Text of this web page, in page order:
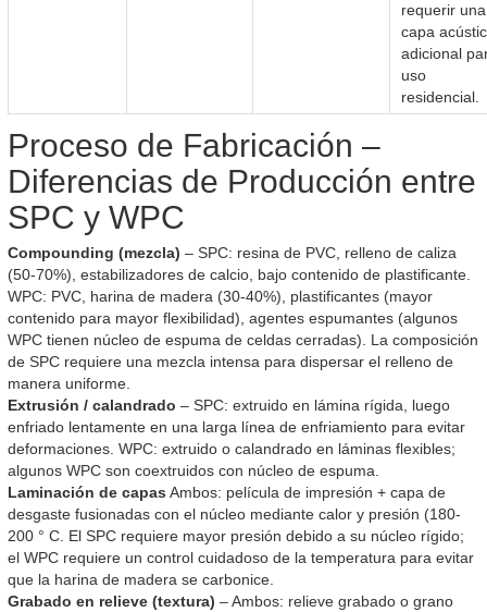
requerir una
capa
adicional
uso
residencial.
Proceso de Fabricación –
Diferencias de Producción entre
SPC y WPC
Compounding (mezcla) – SPC: resina de PVC, relleno de caliza
(50-70%), estabilizadores de calcio, bajo contenido de plastificante.
WPC: PVC, harina de madera (30-40%), plastificantes (mayor
contenido para mayor flexibilidad), agentes espumantes (algunos
WPC tienen núcleo de espuma de celdas cerradas). La composición
de SPC requiere una mezcla intensa para dispersar el relleno de
manera uniforme.
Extrusión / calandrado – SPC: extruido en lámina rígida, luego
enfriado lentamente en una larga línea de enfriamiento para evitar
deformaciones. WPC: extruido o calandrado en láminas flexibles;
algunos WPC son coextruidos con núcleo de espuma.
Laminación de capas Ambos: película de impresión + capa de
desgaste fusionadas con el núcleo mediante calor y presión (180-
200 ° C. El SPC requiere mayor presión debido a su núcleo rígido;
el WPC requiere un control cuidadoso de la temperatura para evitar
que la harina de madera se carbonice.
Grabado en relieve (textura) – Ambos: relieve grabado o grano